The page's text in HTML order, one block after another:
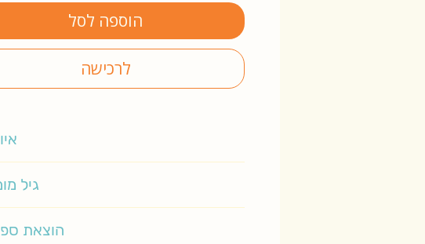
הוספה לסל
לרכישה
גיל
הוצאת